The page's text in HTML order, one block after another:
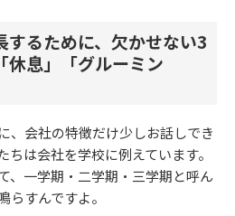
するために、欠かせない3
休息」「グルーミン
、会社の特徴だけ少しお話しでき
は会社を学校に例えています。
、一学期・二学期・三学期と呼ん
らすんですよ。